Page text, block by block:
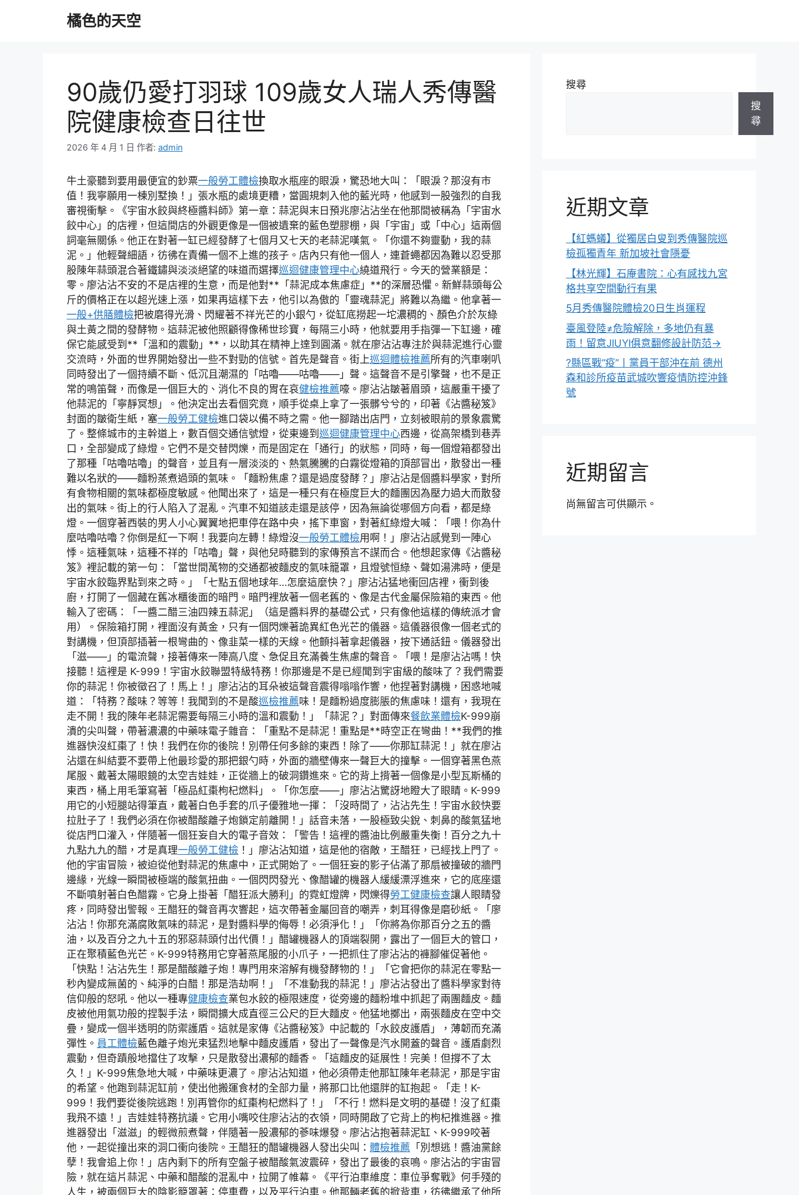
橘色的天空
90歲仍愛打羽球 109歲女人瑞人秀傳醫
院健康檢查日往世
2026 年 4 月 1 日 作者: admin
牛土豪聽到要用最便宜的鈔票一般勞工體檢換取水瓶座的眼淚，驚恐地大叫：「眼淚？那沒有市
值！我寧願用一棟別墅換！」張水瓶的處境更糟，當圓規刺入他的藍光時，他感到一股強烈的自我
審視衝擊。《宇宙水餃與終極醬料師》第一章：蒜泥與末日預兆廖沾沾坐在他那間被稱為「宇宙水
餃中心」的店裡，但這間店的外觀更像是一個被遺棄的藍色塑膠棚，與「宇宙」或「中心」這兩個
詞毫無關係。他正在對著一缸已經發酵了七個月又七天的老蒜泥嘆氣。「你還不夠靈動，我的蒜
泥。」他輕聲細語，彷彿在責備一個不上進的孩子。店內只有他一個人，連蒼蠅都因為難以忍受那
股陳年蒜頭混合著鐵鏽與淡淡絕望的味道而選擇巡迴健康管理中心繞道飛行。今天的營業額是：
零。廖沾沾不安的不是店裡的生意，而是他對**「蒜泥成本焦慮症」**的深層恐懼。新鮮蒜頭每公
斤的價格正在以超光速上漲，如果再這樣下去，他引以為傲的「靈魂蒜泥」將難以為繼。他拿著一
一般+供膳體檢把被磨得光滑、閃耀著不祥光芒的小銀勺，從缸底撈起一坨濃稠的、顏色介於灰綠
與土黃之間的發酵物。這蒜泥被他照顧得像稀世珍寶，每隔三小時，他就要用手指彈一下缸邊，確
保它能感受到**「溫和的震動」**，以助其在精神上達到圓滿。就在廖沾沾專注於與蒜泥進行心靈
交流時，外面的世界開始發出一些不對勁的信號。首先是聲音。街上巡迴體檢推薦所有的汽車喇叭
同時發出了一個持續不斷、低沉且潮濕的「咕嚕——咕嚕——」聲。這聲音不是引擎聲，也不是正
常的鳴笛聲，而像是一個巨大的、消化不良的胃在哀健檢推薦嚎。廖沾沾皺著眉頭，這嚴重干擾了
他蒜泥的「寧靜冥想」。他決定出去看個究竟，順手從桌上拿了一張髒兮兮的，印著《沾醬秘笈》
封面的皺衛生紙，塞一般勞工健檢進口袋以備不時之需。他一腳踏出店門，立刻被眼前的景象震驚
了。整條城市的主幹道上，數百個交通信號燈，從東邊到 巡迴健康管理中心西邊，從高架橋到巷弄
口，全部變成了綠燈。它們不是交替閃爍，而是固定在「通行」的狀態，同時，每一個燈箱都發出
了那種「咕嚕咕嚕」的聲音，並且有一層淡淡的、熱氣騰騰的白霧從燈箱的頂部冒出，散發出一種
難以名狀的——麵粉蒸煮過頭的氣味。「麵粉焦慮？還是過度發酵？」廖沾沾是個醬料學家，對所
有食物相關的氣味都極度敏感。他聞出來了，這是一種只有在極度巨大的麵團因為壓力過大而散發
出的氣味。街上的行人陷入了混亂。汽車不知道該走還是該停，因為無論從哪個方向看，都是綠
燈。一個穿著西裝的男人小心翼翼地把車停在路中央，搖下車窗，對著紅綠燈大喊：「喂！你為什
麼咕嚕咕嚕？你倒是紅一下啊！我要向左轉！綠燈沒一般勞工體檢用啊！」廖沾沾感覺到一陣心
悸。這種氣味，這種不祥的「咕嚕」聲，與他兒時聽到的家傳預言不謀而合。他想起家傳《沾醬秘
笈》裡記載的第一句：「當世間萬物的交通都被麵皮的氣味籠罩，且燈號恒綠、聲如湯沸時，便是
宇宙水餃臨界點到來之時。」「七點五個地球年…怎麼這麼快？」廖沾沾猛地衝回店裡，衝到後
廚，打開了一個藏在舊冰櫃後面的暗門。暗門裡放著一個老舊的、像是古代金屬保險箱的東西。他
輸入了密碼：「一醬二醋三油四辣五蒜泥」（這是醬料界的基礎公式，只有像他這樣的傳統派才會
用）。保險箱打開，裡面沒有黃金，只有一個閃爍著詭異紅色光芒的儀器。這儀器很像一個老式的
對講機，但頂部插著一根彎曲的、像韭菜一樣的天線。他顫抖著拿起儀器，按下通話鈕。儀器發出
「滋——」的電流聲，接著傳來一陣高八度、急促且充滿養生焦慮的聲音。「喂！是廖沾沾嗎！快
接聽！這裡是 K-999！宇宙水餃聯盟特級特務！你那邊是不是已經聞到宇宙級的酸味了？我們需要
你的蒜泥！你被徵召了！馬上！」廖沾沾的耳朵被這聲音震得嗡嗡作響，他捏著對講機，困惑地喊
道：「特務？酸味？等等！我聞到的不是酸巡檢推薦味！是麵粉過度膨脹的焦慮味！還有，我現在
走不開！我的陳年老蒜泥需要每隔三小時的溫和震動！」「蒜泥？」對面傳來餐飲業體檢K-999崩
潰的尖叫聲，帶著濃濃的中藥味電子雜音：「重點不是蒜泥！重點是**時空正在彎曲！**我們的推
進器快沒紅棗了！快！我們在你的後院！別帶任何多餘的東西！除了——你那缸蒜泥！」就在廖沾
沾還在糾結要不要帶上他最珍愛的那把銀勺時，外面的牆壁傳來一聲巨大的撞擊。一個穿著黑色燕
尾服、戴著太陽眼鏡的太空吉娃娃，正從牆上的破洞鑽進來。它的背上揹著一個像是小型瓦斯桶的
東西，桶上用毛筆寫著「極品紅棗枸杞燃料」。「你怎麼——」廖沾沾驚訝地瞪大了眼睛。K-999
用它的小短腿站得筆直，戴著白色手套的爪子優雅地一揮：「沒時間了，沾沾先生！宇宙水餃快要
拉肚子了！我們必須在你被醋酸離子炮鎖定前離開！」話音未落，一股極致尖銳、刺鼻的酸氣猛地
從店門口灌入，伴隨著一個狂妄自大的電子音效：「警告！這裡的醬油比例嚴重失衡！百分之九十
九點九九的醋，才是真理一般勞工健檢 ！」廖沾沾知道，這是他的宿敵，王醋狂，已經找上門了。
他的宇宙冒險，被迫從他對蒜泥的焦慮中，正式開始了。一個狂妄的影子佔滿了那扇被撞破的牆門
邊緣，光線一瞬間被極端的酸氣扭曲。一個閃閃發光、像醋罐的機器人緩緩漂浮進來，它的底座還
不斷噴射著白色醋霧。它身上掛著「醋狂派大勝利」的霓虹燈牌，閃爍得勞工健康檢查讓人眼睛發
疼，同時發出警報。王醋狂的聲音再次響起，這次帶著金屬回音的嘲弄，刺耳得像是磨砂紙。「廖
沾沾！你那充滿腐敗氣味的蒜泥，是對醬料學的侮辱！必須淨化！」「你將為你那百分之五的醬
油，以及百分之九十五的邪惡蒜頭付出代價！」醋罐機器人的頂端裂開，露出了一個巨大的管口，
正在聚積藍色光芒。K-999特務用它穿著燕尾服的小爪子，一把抓住了廖沾沾的褲腳催促著他。
「快點！沾沾先生！那是醋酸離子炮！專門用來溶解有機發酵物的！」「它會把你的蒜泥在零點一
秒內變成無菌的、純淨的白醋！那是浩劫啊！」「不准動我的蒜泥！」廖沾沾發出了醬料學家對待
信仰般的怒吼。他以一種專健康檢查業包水餃的極限速度，從旁邊的麵粉堆中抓起了兩團麵皮。麵
皮被他用氣功般的捏製手法，瞬間擴大成直徑三公尺的巨大麵皮。他猛地擲出，兩張麵皮在空中交
疊，變成一個半透明的防禦護盾。這就是家傳《沾醬秘笈》中記載的「水餃皮護盾」，薄韌而充滿
彈性。 員工體檢藍色離子炮光束猛烈地擊中麵皮護盾，發出了一聲像是汽水開蓋的聲音。護盾劇烈
震動，但奇蹟般地擋住了攻擊，只是散發出濃郁的麵香。「這麵皮的延展性！完美！但撐不了太
久！」K-999焦急地大喊，中藥味更濃了。廖沾沾知道，他必須帶走他那缸陳年老蒜泥，那是宇宙
的希望。他跑到蒜泥缸前，使出他搬運食材的全部力量，將那口比他還胖的缸抱起。「走！K-
999！我們要從後院逃跑！別再管你的紅棗枸杞燃料了！」「不行！燃料是文明的基礎！沒了紅棗
我飛不遠！」吉娃娃特務抗議。它用小嘴咬住廖沾沾的衣領，同時開啟了它背上的枸杞推進器。推
進器發出「滋滋」的輕微煎煮聲，伴隨著一股濃郁的蔘味爆發。廖沾沾抱著蒜泥缸、K-999咬著
他，一起從撞出來的洞口衝向後院。王醋狂的醋罐機器人發出尖叫： 體檢推薦 「別想逃！醬油黨餘
孽！我會追上你！」店內剩下的所有空盤子被醋酸氣波震碎，發出了最後的哀鳴。廖沾沾的宇宙冒
險，就在這片蒜泥、中藥和醋酸的混亂中，拉開了帷幕。《平行泊車維度：車位爭奪戰》何手殘的
人生，被兩個巨大的陰影籠罩著：停車費，以及平行泊車。他那輛老舊的掀背車，彷彿繼承了他所
搜尋
搜
尋
近期文章
【紅螞蟻】從獨居白叟到秀傳醫院巡
檢孤獨青年 新加坡社會隱憂
【林光輝】石庵書院：心有感找九宮
格共享空間動行有果
5月秀傳醫院體檢20日生肖運程
臺風登陸≠危險解除，多地仍有暴
雨！留意JIUYI俱意翻修設計防范→
?縣區戰“疫”丨黨員干部沖在前 德州
森和診所疫苗武城吹響疫情防控沖鋒
號
近期留言
尚無留言可供顯示。